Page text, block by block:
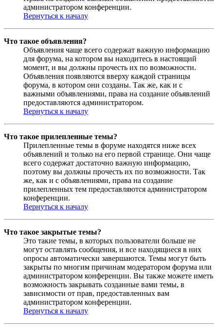
администратором конференции.
Вернуться к началу
Что такое объявления?
Объявления чаще всего содержат важную информацию
для форума, на котором вы находитесь в настоящий
момент, и вы должны прочесть их по возможности.
Объявления появляются вверху каждой страницы
форума, в котором они созданы. Так же, как и с
важными объявлениями, права на создание объявлений
предоставляются администратором.
Вернуться к началу
Что такое прилепленные темы?
Прилепленные темы в форуме находятся ниже всех
объявлений и только на его первой странице. Они чаще
всего содержат достаточно важную информацию,
поэтому вы должны прочесть их по возможности. Так
же, как и с объявлениями, права на создание
прилепленных тем предоставляются администратором
конференции.
Вернуться к началу
Что такое закрытые темы?
Это такие темы, в которых пользователи больше не
могут оставлять сообщения, и все находящиеся в них
опросы автоматически завершаются. Темы могут быть
закрыты по многим причинам модератором форума или
администратором конференции. Вы также можете иметь
возможность закрывать созданные вами темы, в
зависимости от прав, предоставленных вам
администратором конференции.
Вернуться к началу